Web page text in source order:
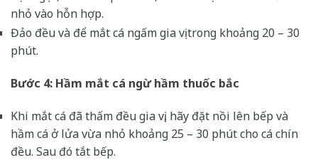
nhỏ vào hỗn hợp.
Đảo đều và để mắt cá ngấm gia vị trong khoảng 20 – 30
phút.
Bước 4: Hầm mắt cá ngừ hầm thuốc bắc
Khi mắt cá đã thấm đều gia vị, hãy đặt nồi lên bếp và
hầm cá ở lửa vừa nhỏ khoảng 25 – 30 phút cho cá chín
đều. Sau đó tắt bếp.